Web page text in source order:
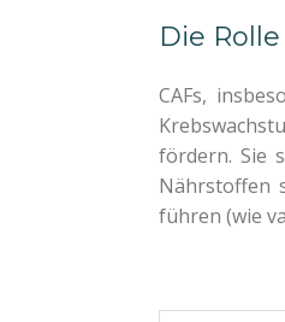
Die
CAFs,
fördern. Sie
Nährstoffen
führen (wie